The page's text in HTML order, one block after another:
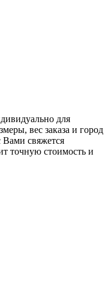
для
вес заказа и город
Вами свяжется
точную стоимость и